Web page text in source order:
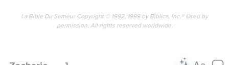
La Bible Du Semeur Copyright © 1992, 1999 by Biblica, Inc.® Used by
permission. All rights reserved worldwide.